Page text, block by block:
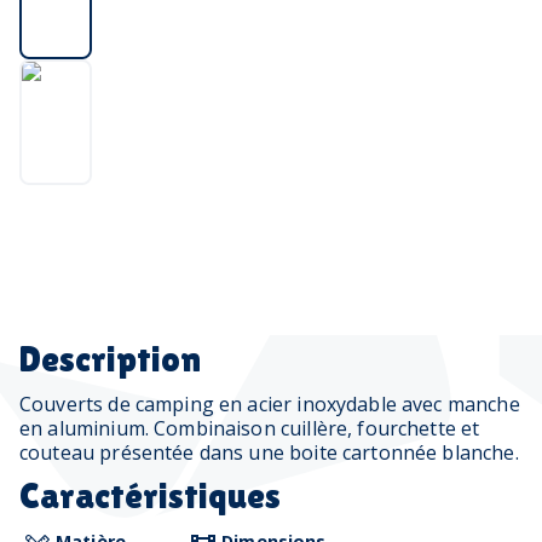
Description
Couverts de camping en acier inoxydable avec manche
en aluminium. Combinaison cuillère, fourchette et
couteau présentée dans une boite cartonnée blanche.
Caractéristiques